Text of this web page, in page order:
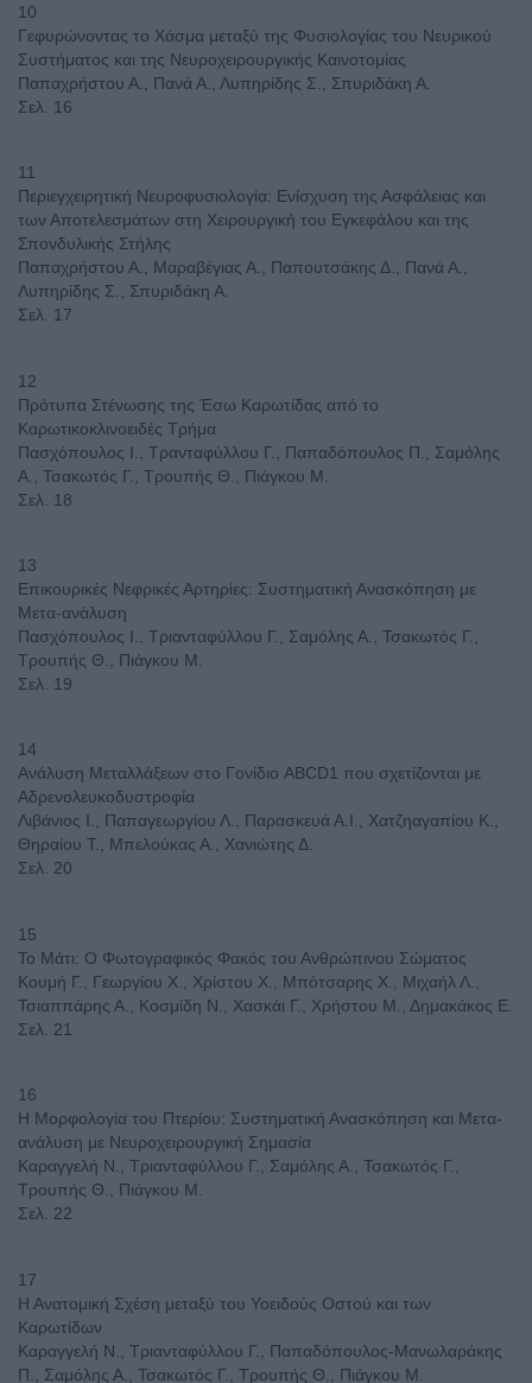
10
Γεφυρώνοντας το Χάσμα μεταξύ της Φυσιολογίας του Νευρικού
Συστήματος και της Νευροχειρουργικής Καινοτομίας
Παπαχρήστου Α., Πανά Α., Λυπηρίδης Σ., Σπυριδάκη Α.
Σελ. 16
11
Περιεγχειρητική Νευροφυσιολογία: Ενίσχυση της Ασφάλειας και
των Αποτελεσμάτων στη Χειρουργική του Εγκεφάλου και της
Σπονδυλικής Στήλης
Παπαχρήστου Α., Μαραβέγιας Α., Παπουτσάκης Δ., Πανά Α.,
Λυπηρίδης Σ., Σπυριδάκη Α.
Σελ. 17
12
Πρότυπα Στένωσης της Έσω Καρωτίδας από το
Καρωτικοκλινοειδές Τρήμα
Πασχόπουλος Ι., Τρανταφύλλου Γ., Παπαδόπουλος Π., Σαμόλης
Α., Τσακωτός Γ., Τρουπής Θ., Πιάγκου Μ.
Σελ. 18
13
Επικουρικές Νεφρικές Αρτηρίες: Συστηματική Ανασκόπηση με
Μετα-ανάλυση
Πασχόπουλος Ι., Τριανταφύλλου Γ., Σαμόλης Α., Τσακωτός Γ.,
Τρουπής Θ., Πιάγκου Μ.
Σελ. 19
14
Ανάλυση Μεταλλάξεων στο Γονίδιο ABCD1 που σχετίζονται με
Αδρενολευκοδυστροφία
Λιβάνιος Ι., Παπαγεωργίου Λ., Παρασκευά Α.Ι., Χατζηαγαπίου Κ.,
Θηραίου Τ., Μπελούκας Α., Χανιώτης Δ.
Σελ. 20
15
Το Μάτι: Ο Φωτογραφικός Φακός του Ανθρώπινου Σώματος
Κουμή Γ., Γεωργίου Χ., Χρίστου Χ., Μπότσαρης Χ., Μιχαήλ Λ.,
Τσιαππάρης Α., Κοσμίδη Ν., Χασκάι Γ., Χρήστου Μ., Δημακάκος Ε.
Σελ. 21
16
Η Μορφολογία του Πτερίου: Συστηματική Ανασκόπηση και Μετα-
ανάλυση με Νευροχειρουργική Σημασία
Καραγγελή Ν., Τριανταφύλλου Γ., Σαμόλης Α., Τσακωτός Γ.,
Τρουπής Θ., Πιάγκου Μ.
Σελ. 22
17
Η Ανατομική Σχέση μεταξύ του Υοειδούς Οστού και των
Καρωτίδων
Καραγγελή Ν., Τριανταφύλλου Γ., Παπαδόπουλος-Μανωλαράκης
Π., Σαμόλης Α., Τσακωτός Γ., Τρουπής Θ., Πιάγκου Μ.